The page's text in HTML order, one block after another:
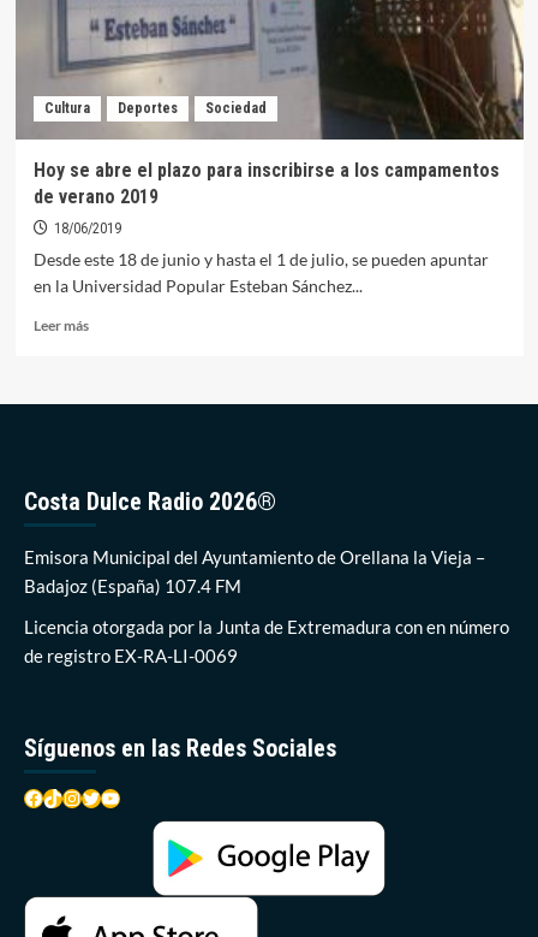
Cultura Deportes Sociedad
Hoy se abre el plazo para inscribirse a los campamentos
de verano 2019
18/06/2019
Desde este 18 de junio y hasta el 1 de julio, se pueden apuntar
en la Universidad Popular Esteban Sánchez...
Leer másLeer
para
inscribirse
a
campamentos
verano
2019
Costa Dulce Radio 2026®
Emisora Municipal del Ayuntamiento de Orellana la Vieja –
Badajoz (España) 107.4 FM
Licencia otorgada por la Junta de Extremadura con en número
de registro EX-RA-LI-0069
Síguenos en las Redes Sociales
Facebook
TikTok
Instagram
Twitter
YouTube